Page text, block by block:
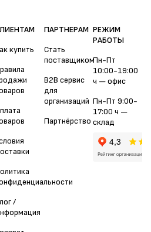
купить
/
ПАРТНЕРАМ
Стать
поставщиком
B2B сервис
для
организаций
Партнёрство
РЕЖИМ
РАБОТЫ
Пн-Пт
10:00-19:00
ч — офис
Пн-Пт 9:00-
17:00 ч —
склад